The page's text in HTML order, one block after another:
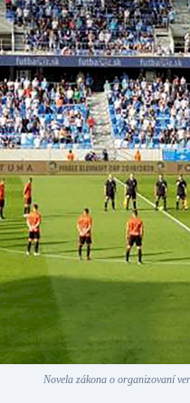
Novela zákona o organizovaní